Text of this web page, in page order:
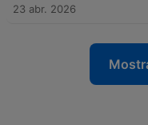
23 abr. 2026